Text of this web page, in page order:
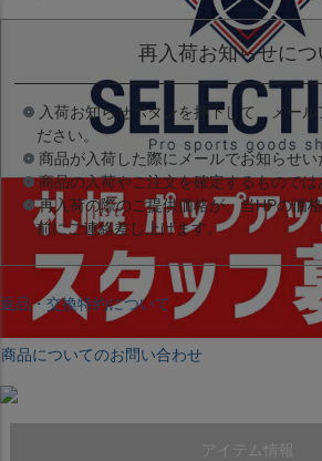
再入荷お知らせにつ
入荷お知らせボタンを押下して、メール
ださい。
商品が入荷した際にメールでお知らせい
商品の入荷やご注文を確定するもので
再入荷の際のご提供価格が、当HPの価
前にご連絡差し上げます。
返品・交換特約について
商品についてのお問い合わせ
アイテム情報